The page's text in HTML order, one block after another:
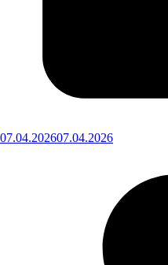
07.04.202607.04.2026